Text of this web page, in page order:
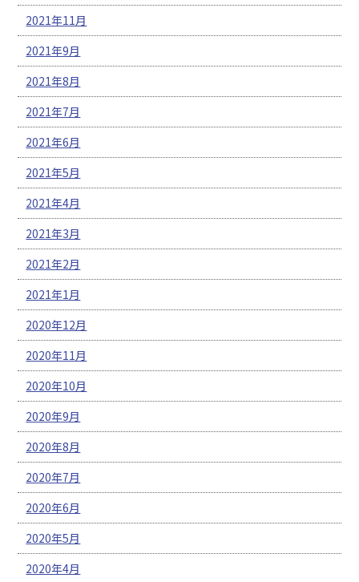
2021年11月
2021年9月
2021年8月
2021年7月
2021年6月
2021年5月
2021年4月
2021年3月
2021年2月
2021年1月
2020年12月
2020年11月
2020年10月
2020年9月
2020年8月
2020年7月
2020年6月
2020年5月
2020年4月